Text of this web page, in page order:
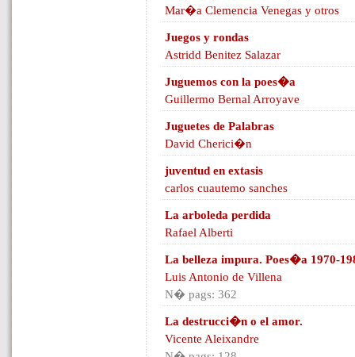
Mar�a Clemencia Venegas y otros
Juegos y rondas
Astridd Benitez Salazar
Juguemos con la poes�a
Guillermo Bernal Arroyave
Juguetes de Palabras
David Cherici�n
juventud en extasis
carlos cuautemo sanches
La arboleda perdida
Rafael Alberti
La belleza impura. Poes�a 1970-
Luis Antonio de Villena
N� pags: 362
La destrucci�n o el amor.
Vicente Aleixandre